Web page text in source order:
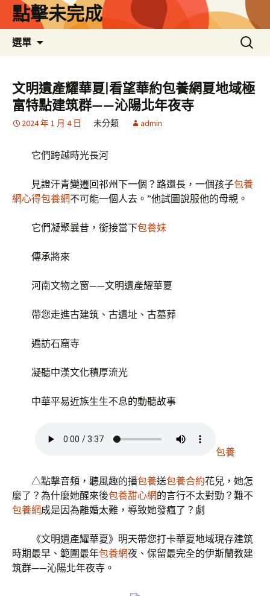
點擊未完成
選單
搜
尋
鍵
字:
文明遺產耀華夏|看望華約包養網夏地域極
富特點建筑群——沁陽北年夜寺
2024 年 1 月 4 日 未分類 admin
它們跨越時光長河
見證汗青變遷回祁州下一個？路還長，一個孩子包養
網心得包養網不可能一個人去。”他試圖說服他的母親。
它們凝聚曩昔，銜接當下包養妹
傳承將來
河南文物之窗——文明遺產耀華夏
帶您走進古建筑、古遺址、古墓葬
遍訪石窟寺
凝聽中漢文化積厚流光
中華平易近族生生不息的動聽故事
包養
△點擊音頻，聽風趣的播包養送包養合約花兒，她怎
麼了？為什麼她醒來後包養甜心網的言行不太對勁？難不
包養網成是因為離婚太難，導致她發瘋了？劇
《文明遺產耀華夏》明天帶您打卡華夏地域現存建筑
時期最早、範圍最年包養網夜、保留最完全的伊斯蘭教建
筑群——沁陽北年夜寺。